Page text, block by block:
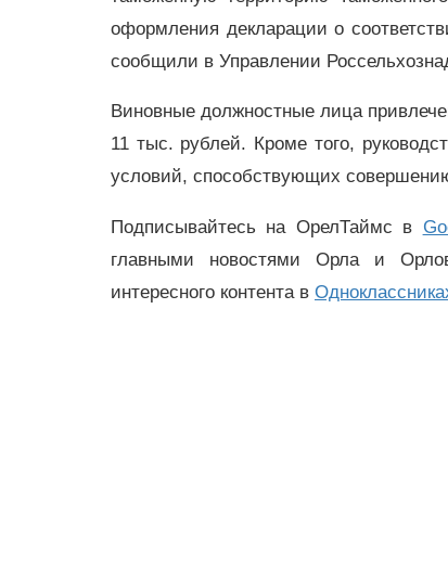
оформления декларации о
сообщили в Управлении
Виновные должностные лица
11 тыс. рублей. Кроме того,
условий, способствующих
Подписывайтесь на ОрелТаймс в
главными новостями Орла и
интересного контента в